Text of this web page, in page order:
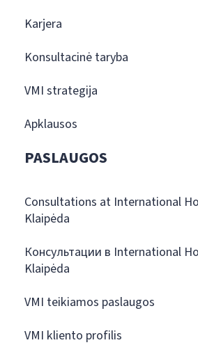
Karjera
Konsultacinė taryba
VMI strategija
Apklausos
PASLAUGOS
Consultations at International
Klaipėda
Консультации в International
Klaipėda
VMI teikiamos paslaugos
VMI kliento profilis